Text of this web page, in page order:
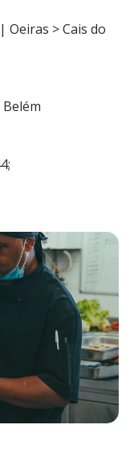
Oeiras > Cais do